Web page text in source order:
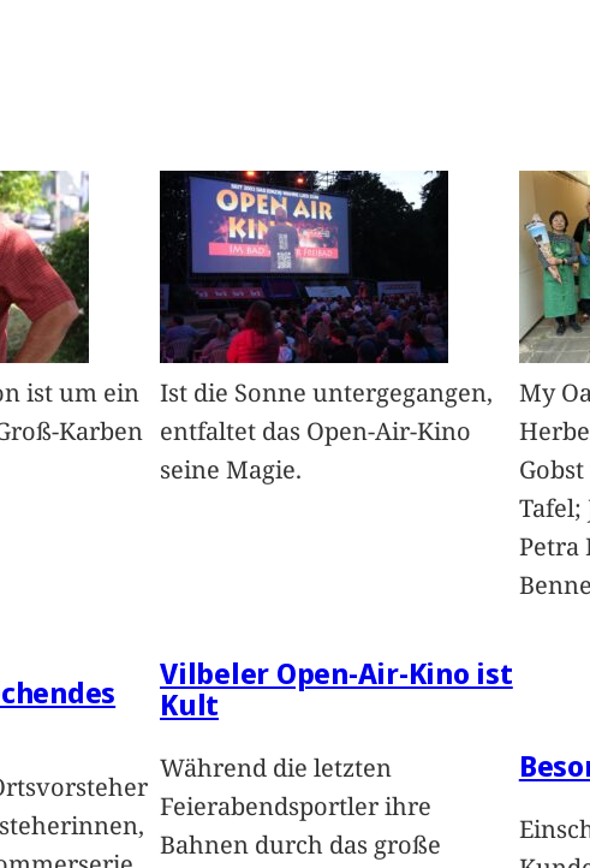
ist um ein
Karben
Ist die Sonne untergegangen,
entfaltet das Open-Air-Kino
seine Magie.
Vilbeler Open-Air-Kino ist
Kult
Während die letzten
Feierabendsportler ihre
Bahnen durch das große
My
Tafel;
Petra